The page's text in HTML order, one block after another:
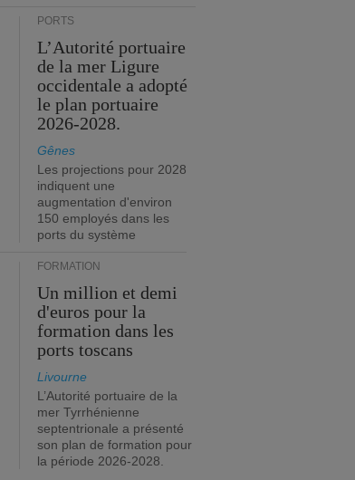
PORTS
L’Autorité portuaire
de la mer Ligure
occidentale a adopté
le plan portuaire
2026-2028.
Gênes
Les projections pour 2028
indiquent une
augmentation d'environ
150 employés dans les
ports du système
FORMATION
Un million et demi
d'euros pour la
formation dans les
ports toscans
Livourne
L’Autorité portuaire de la
mer Tyrrhénienne
septentrionale a présenté
son plan de formation pour
la période 2026-2028.